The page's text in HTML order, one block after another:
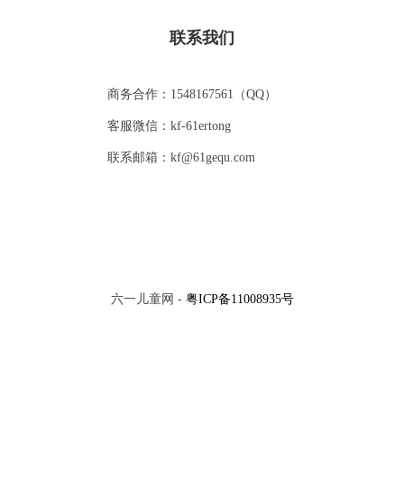
联系我们
商务合作：1548167561（QQ）
客服微信：kf-61ertong
联系邮箱：kf@61gequ.com
六一儿童网 - 粤ICP备11008935号